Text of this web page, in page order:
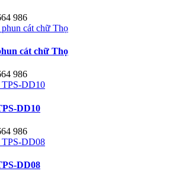
986
cát chữ Thọ
986
DD10
986
DD08